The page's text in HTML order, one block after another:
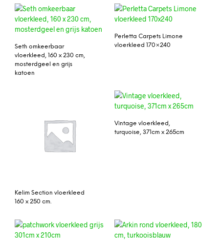
Seth omkeerbaar
vloerkleed, 160 x 230 cm,
mosterdgeel en grijs
katoen
Perletta Carpets Limone
vloerkleed 170×240
Kelim Section vloerkleed
160 x 250 cm.
Vintage vloerkleed,
turquoise, 371cm x 265cm